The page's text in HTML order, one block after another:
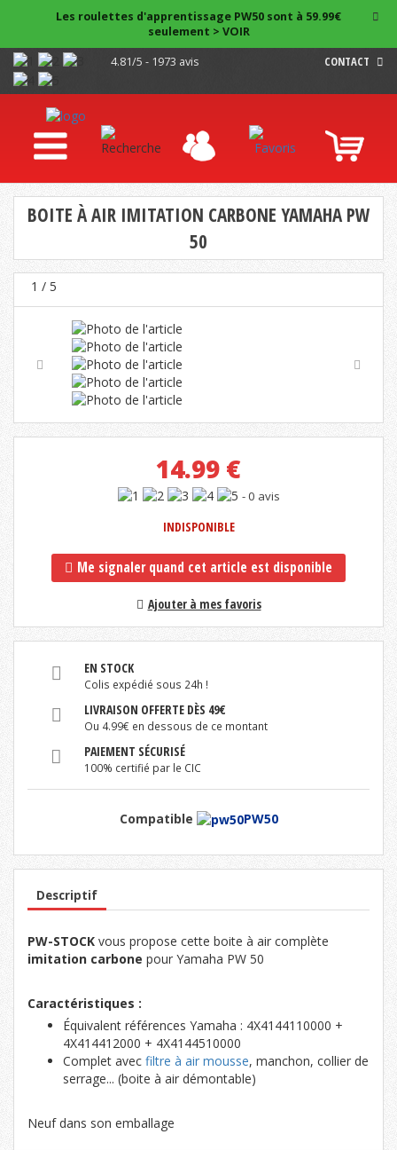
Les roulettes d'apprentissage PW50 sont à 59.99€
seulement > VOIR
4.81/5 - 1973 avis
CONTACT
BOITE À AIR IMITATION CARBONE YAMAHA PW
50
1 / 5
14.99 €
- 0 avis
INDISPONIBLE
Me signaler quand cet article est disponible
Ajouter à mes favoris
EN STOCK
Colis expédié sous 24h !
LIVRAISON OFFERTE DÈS 49€
Ou 4.99€ en dessous de ce montant
PAIEMENT SÉCURISÉ
100% certifié par le CIC
Compatible PW50
Descriptif
PW-STOCK vous propose cette boite à air complète
imitation carbone pour Yamaha PW 50
Caractéristiques :
Équivalent références Yamaha : 4X4144110000 +
4X414412000 + 4X4144510000
Complet avec filtre à air mousse, manchon, collier de
serrage... (boite à air démontable)
Neuf dans son emballage